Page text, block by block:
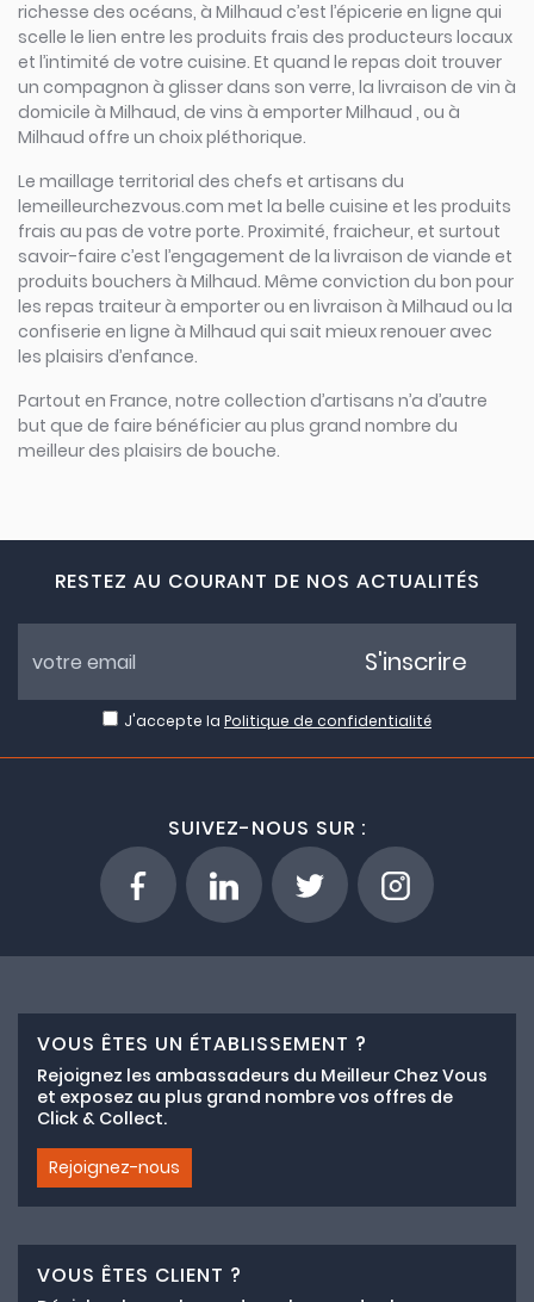
richesse des océans, à Milhaud c’est l’épicerie en ligne qui
scelle le lien entre les produits frais des producteurs locaux
et l’intimité de votre cuisine. Et quand le repas doit trouver
un compagnon à glisser dans son verre, la livraison de vin à
domicile à Milhaud, de vins à emporter Milhaud , ou à
Milhaud offre un choix pléthorique.
Le maillage territorial des chefs et artisans du
lemeilleurchezvous.com met la belle cuisine et les produits
frais au pas de votre porte. Proximité, fraicheur, et surtout
savoir-faire c’est l’engagement de la livraison de viande et
produits bouchers à Milhaud. Même conviction du bon pour
les repas traiteur à emporter ou en livraison à Milhaud ou la
confiserie en ligne à Milhaud qui sait mieux renouer avec
les plaisirs d’enfance.
Partout en France, notre collection d’artisans n’a d’autre
but que de faire bénéficier au plus grand nombre du
meilleur des plaisirs de bouche.
RESTEZ AU COURANT DE NOS ACTUALITÉS
J'accepte la Politique de confidentialité
S'inscrire
SUIVEZ-NOUS SUR :
VOUS ÊTES UN ÉTABLISSEMENT ?
Rejoignez les ambassadeurs du Meilleur Chez Vous
et exposez au plus grand nombre vos offres de
Click & Collect.
Rejoignez-nous
VOUS ÊTES CLIENT ?